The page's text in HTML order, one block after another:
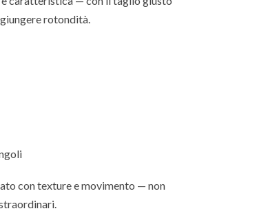
rotondità.
con texture e movimento — non